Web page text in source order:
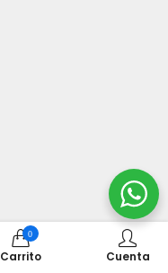
0
Carrito Cuenta